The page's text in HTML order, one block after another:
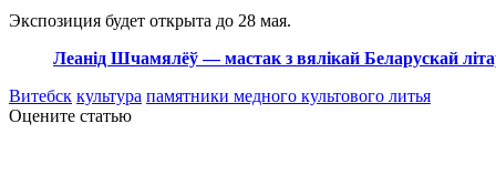
Экспозиция будет открыта до 28 мая.
Леанід Шчамялёў — мастак з вялікай Беларускай
Витебск культура памятники медного культового литья
Оцените статью